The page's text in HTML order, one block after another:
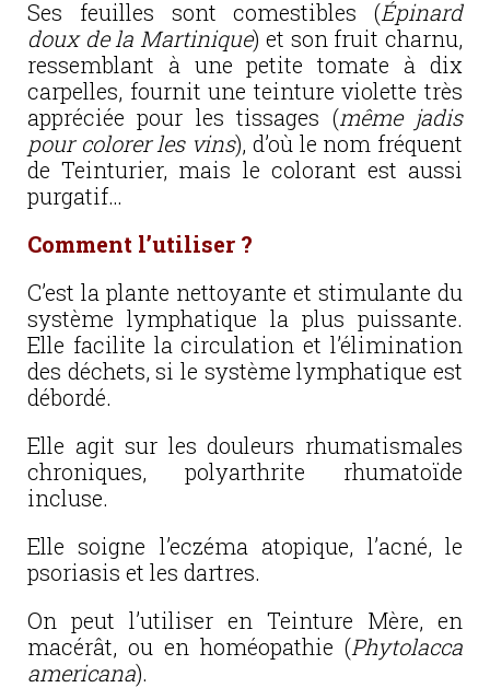
Ses feuilles sont comestibles (Épinard
doux de la Martinique) et son fruit charnu,
ressemblant à une petite tomate à dix
carpelles, fournit une teinture violette très
appréciée pour les tissages (même jadis
pour colorer les vins), d’où le nom fréquent
de Teinturier, mais le colorant est aussi
purgatif…
Comment l’utiliser ?
C’est la plante nettoyante et stimulante du
système lymphatique la plus puissante.
Elle facilite la circulation et l’élimination
des déchets, si le système lymphatique est
débordé.
Elle agit sur les douleurs rhumatismales
chroniques, polyarthrite rhumatoïde
incluse.
Elle soigne l’eczéma atopique, l’acné, le
psoriasis et les dartres.
On peut l’utiliser en Teinture Mère, en
macérât, ou en homéopathie (Phytolacca
americana).